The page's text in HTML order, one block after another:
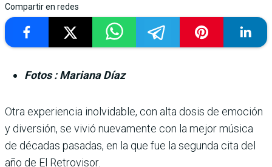
Compartir en redes
Fotos : Mariana Díaz
Otra experiencia inolvidable, con alta dosis de emoción
y diversión, se vivió nuevamente con la mejor música
de décadas pasadas, en la que fue la segunda cita del
año de El Retrovisor.